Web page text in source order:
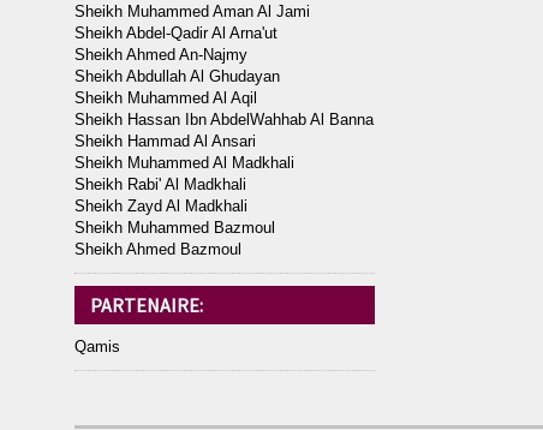
Sheikh Muhammed Aman Al Jami
Sheikh Abdel-Qadir Al Arna'ut
Sheikh Ahmed An-Najmy
Sheikh Abdullah Al Ghudayan
Sheikh Muhammed Al Aqil
Sheikh Hassan Ibn AbdelWahhab Al Banna
Sheikh Hammad Al Ansari
Sheikh Muhammed Al Madkhali
Sheikh Rabi' Al Madkhali
Sheikh Zayd Al Madkhali
Sheikh Muhammed Bazmoul
Sheikh Ahmed Bazmoul
PARTENAIRE:
Qamis